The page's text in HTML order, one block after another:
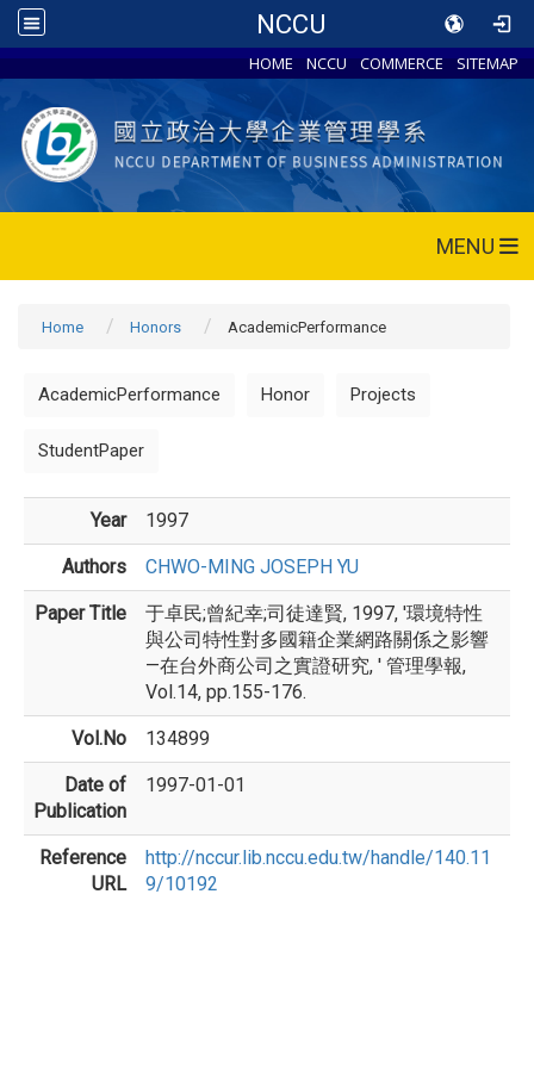
NCCU
HOME NCCU COMMERCE SITEMAP
MENU
Home Honors AcademicPerformance
AcademicPerformance Honor Projects
StudentPaper
Year 1997
Authors CHWO-MING JOSEPH YU
Paper Title
于卓民;曾紀幸;司徒達賢, 1997, '環境特性
與公司特性對多國籍企業網路關係之影響
—在台外商公司之實證研究, ' 管理學報,
Vol.14, pp.155-176.
Vol.No 134899
Date of
Publication
1997-01-01
Reference
URL
http://nccur.lib.nccu.edu.tw/handle/140.11
9/10192